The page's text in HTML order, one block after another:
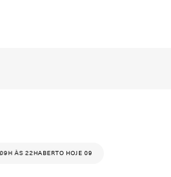
ÀS 22HABERTO HOJE 09H ÀS 22H